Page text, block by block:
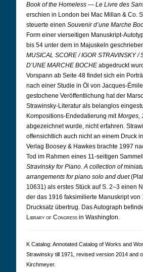
Book of the Homeless — Le Livre des
erschien in London bei Mac Millan & Co.
steuerte einen Souvenir d’une Marche
Form einer vierseitigen Manuskript-
bis 54 unter dem in Majuskeln
MUSICAL SCORE / IGOR STRAVINSKY /
D’UNE MARCHE BOCHE abgedruckt
Vorspann ab Seite 48 findet sich ein
nach einer Studie in Öl von Jacques-
gestochene Veröffentlichung hat der
Strawinsky-Literatur als belanglos
Kompositions-Endedatierung mitMorges,
abgezeichnet wurde, nicht erfahren.
offensichtlich auch nicht an einem Druck
Verlag Boosey & Hawkes brachte 1997
Tod im Rahmen eines 11-seitigen
Stravinsky for Piano. A collection of
arrangements for piano solo and duet
10631) als erstes Stück auf S. 2–3 einen
der das 1916 faksimilierte Manuskript von
Drucksatz übertrug. Das Autograph
Library of Congress in Washington.
K Cat­a­log: Anno­tated Cat­a­log of Works and
Straw­in­sky till 1971, revised version 2014 and
Kirch­meyer.